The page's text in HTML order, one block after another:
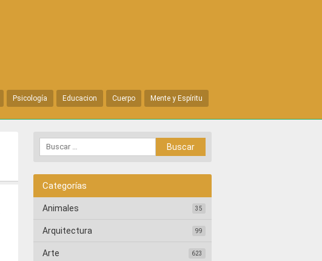
Psicología Educacion Cuerpo Mente y Espíritu
Categorías
Animales 35
Arquitectura 99
Arte 623